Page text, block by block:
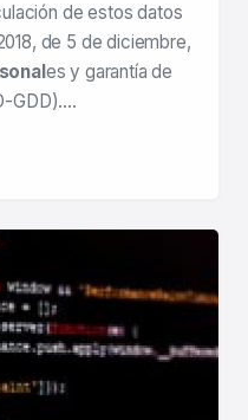
de estos datos
de 5 de diciembre,
es y garantía de
GDD)….